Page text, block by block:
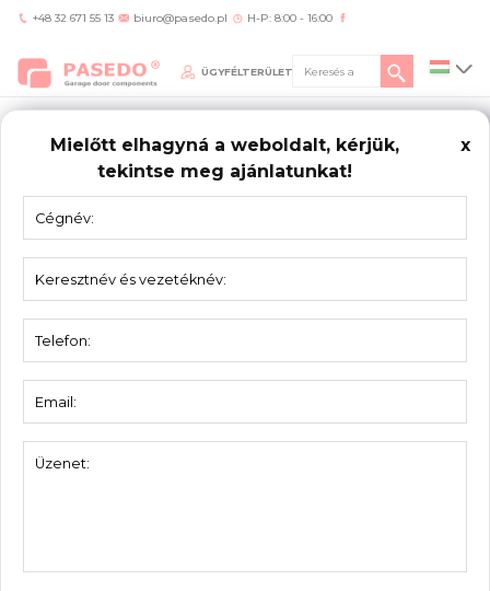
+48 32 671 55 13 biuro@pasedo.pl H-P: 8:00 - 16:00
ÜGYFÉLTERÜLET
Mielőtt elhagyná a weboldalt, kérjük,
tekintse meg ajánlatunkat!
x
Home/Termékek
42206035DBL panelhez
ZAWIASYDO PANELI EPCO
panelhez
Egység:
Darab
Csomagolás:
Súly:
0,14 kg